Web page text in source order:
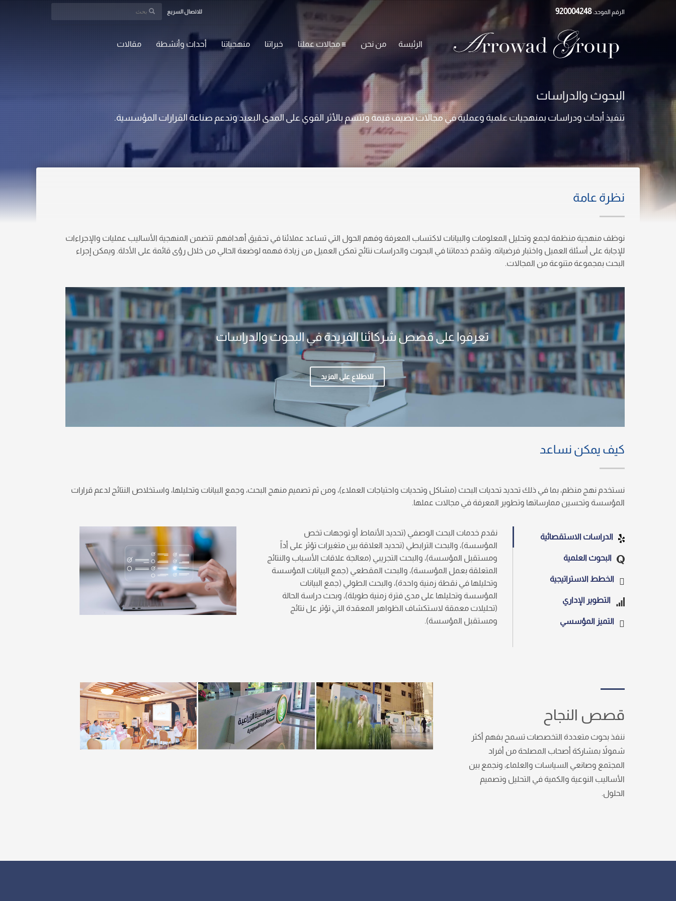
الرقم الموحد:920004248 للاتصال السريع
الرئيسة من نحن مجالات عملنا خبراتنا منهجياتنا أحداث وأنشطة مقالات
البحوث والدراسات
تنفيذ أبحاث ودراسات بمنهجيات علمية وعملية في مجالات تضيف قيمة وتتسم بالأثر القوي على المدى البعيد وتدعم صناعة القرارات المؤسسية.
نظرة عامة
نوظف منهجية منظمة لجمع وتحليل المعلومات والبيانات لاكتساب المعرفة وفهم الحول التي تساعد عملائنا في تحقيق أهدافهم. تتضمن المنهجية الأساليب عمليات والإجراءات
للإجابة على أسئلة العميل واختبار فرضياته. وتقدم خدماتنا في البحوث والدراسات نتائج تمكن العميل من زيادة فهمه لوضعة الحالي من خلال رؤى قائمة على الأدلة. ويمكن إجراء
البحث بمجموعة متنوعة من المجالات.
تعرفوا على قصص شركائنا الفريدة في البحوث والدراسات
للاطلاع على المزيد
كيف يمكن نساعد
نستخدم نهج منظم، بما في ذلك تحديد تحديات البحث (مشاكل وتحديات واحتياجات العملاء)، ومن ثم تصميم منهج البحث، وجمع البيانات وتحليلها، واستخلاص النتائج لدعم قرارات
المؤسسة وتحسين ممارساتها وتطوير المعرفة في مجالات عملها.
الدراسات الاستقصائية
البحوث العلمية
الخطط الاستراتيجية
التطوير الإداري
التميز المؤسسي
نقدم خدمات البحث الوصفي (تحديد الأنماط أو توجهات تخص
المؤسسة)، والبحث الترابطي (تحديد العلاقة بين متغيرات تؤثر على أداّ
ومستقبل المؤسسة)، والبحث التجريبي (معالجة علاقات الأسباب والنتائج
المتعلقة بعمل المؤسسة)، والبحث المقطعي (جمع البيانات المؤسسة
وتحليلها في نقطة زمنية واحدة)، والبحث الطولي (جمع البيانات
المؤسسة وتحليلها على مدى فترة زمنية طويلة)، وبحث دراسة الحالة
(تحليلات معمقة لاستكشاف الظواهر المعقدة التي تؤثر عل نتائج
ومستقبل المؤسسة).
قصص النجاح
ننفذ بحوث متعددة التخصصات تسمح بفهم أكثر
شمولاً بمشاركة أصحاب المصلحة من أفراد
المجتمع وصانعي السياسات والعلماء، ونجمع بين
الأساليب النوعية والكمية في التحليل وتصميم
الحلول.